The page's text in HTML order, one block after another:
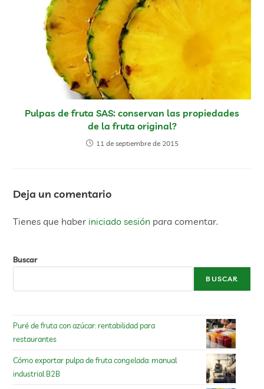
Pulpas de fruta SAS: conservan las propiedades
de la fruta original?
11 de septiembre de 2015
Deja un comentario
Tienes que haber iniciado sesión para comentar.
Buscar
BUSCAR
Puré de fruta con azúcar: rentabilidad para
restaurantes
Cómo exportar pulpa de fruta congelada: manual
industrial B2B